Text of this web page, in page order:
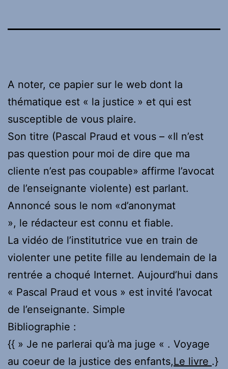
A noter, ce papier sur le web dont la
thématique est « la justice » et qui est
susceptible de vous plaire.
Son titre (Pascal Praud et vous – «Il n’est
pas question pour moi de dire que ma
cliente n’est pas coupable» affirme l’avocat
de l’enseignante violente) est parlant.
Annoncé sous le nom «d’anonymat
», le rédacteur est connu et fiable.
La vidéo de l’institutrice vue en train de
violenter une petite fille au lendemain de la
rentrée a choqué Internet. Aujourd’hui dans
« Pascal Praud et vous » est invité l’avocat
de l’enseignante. Simple
Bibliographie :
{{ » Je ne parlerai qu’à ma juge « . Voyage
au coeur de la justice des enfants,Le livre .}